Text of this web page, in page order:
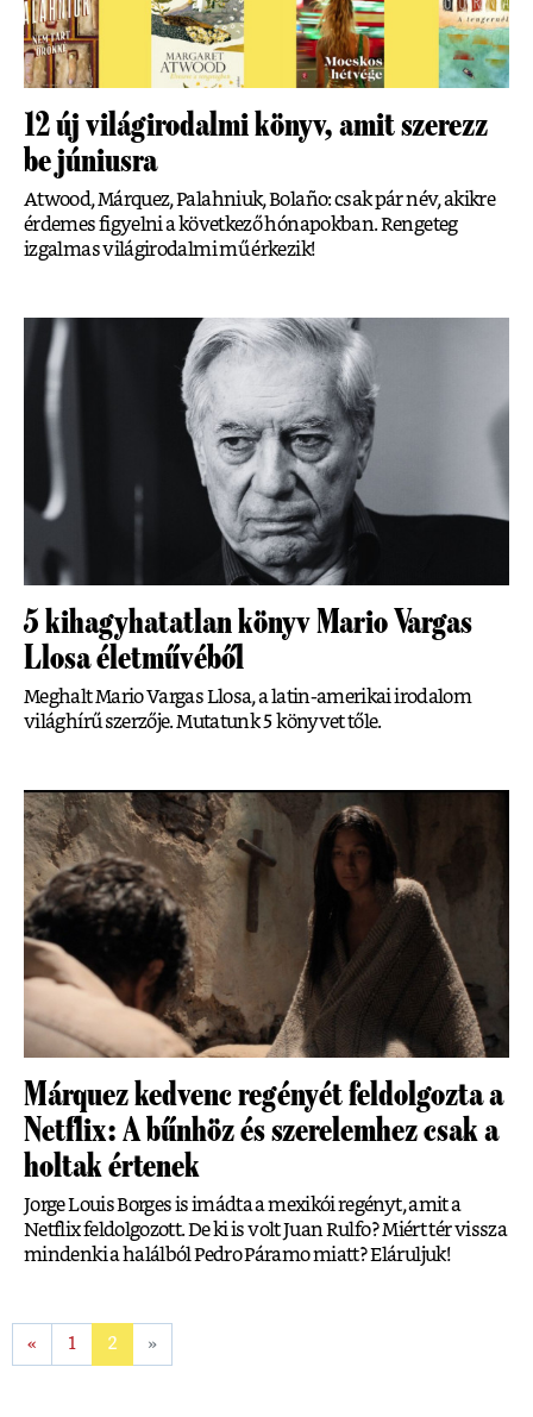
12 új világirodalmi könyv, amit szerezz
be júniusra
Atwood, Márquez, Palahniuk, Bolaño: csak pár név, akikre
érdemes figyelni a következő hónapokban. Rengeteg
izgalmas világirodalmi mű érkezik!
5 kihagyhatatlan könyv Mario Vargas
Llosa életművéből
Meghalt Mario Vargas Llosa, a latin-amerikai irodalom
világhírű szerzője. Mutatunk 5 könyvet tőle.
Márquez kedvenc regényét feldolgozta a
Netflix: A bűnhöz és szerelemhez csak a
holtak értenek
Jorge Louis Borges is imádta a mexikói regényt, amit a
Netflix feldolgozott. De ki is volt Juan Rulfo? Miért tér vissza
mindenki a halálból Pedro Páramo miatt? Eláruljuk!
« 1 2 »